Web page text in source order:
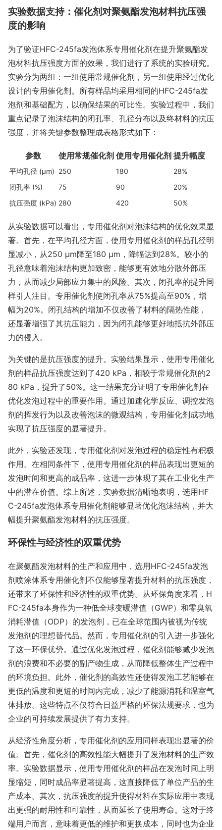
实验数据支持：催化剂对聚氨酯发泡材料抗压强
度的影响
为了验证HFC-245fa发泡体系专用催化剂在提升聚氨酯发
泡材料抗压强度方面的效果，我们进行了系统的实验研究。
实验分为两组：一组使用常规催化剂，另一组使用经过优化
设计的专用催化剂。所有样品均采用相同的HFC-245fa发
泡剂和基础配方，以确保结果的可比性。实验过程中，我们
重点记录了泡沫结构的闭孔率、孔径分布以及终材料的抗压
强度，并将关键参数整理成表格形式如下：
参数 使用常规催化剂 使用专用催化剂 提升幅度
平均孔径 (μm) 250 180
28%
闭孔率 (%)
75 90
20%
抗压强度 (kPa) 280 420 50%
从实验数据可以看出，专用催化剂对泡沫结构的优化效果显
著。首先，在平均孔径方面，使用专用催化剂的样品孔径明
显减小，从250 μm降至180 μm，降幅达到28%。较小的
孔径意味着泡沫结构更加致密，能够更有效地分散外部压
力，从而减少局部应力集中的风险。其次，闭孔率的提升同
样引人注目。专用催化剂使闭孔率从75%提高至90%，增
幅为20%。闭孔结构的增加不仅改善了材料的隔热性能，
还显著增强了其抗压能力，因为闭孔能够更好地抵抗外部压
力的侵入。
为关键的是抗压强度的提升。实验结果显示，使用专用催化
剂的样品抗压强度达到了420 kPa，相较于常规催化剂的2
80 kPa，提升了50%。这一结果充分证明了专用催化剂在
优化发泡过程中的重要作用。通过加速化学反应、调控发泡
剂的挥发行为以及改善泡沫的微观结构，专用催化剂成功地
实现了抗压强度的显著提升。
此外，实验还发现，专用催化剂对发泡过程的稳定性有积极
作用。在相同条件下，使用专用催化剂的样品表现出更短的
发泡时间和更高的成品率，这进一步体现了其在工业化生产
中的潜在价值。综上所述，实验数据清晰地表明，选用HF
C-245fa发泡体系专用催化剂能够显著优化泡沫结构，并大
幅提升聚氨酯发泡材料的抗压强度。
环保性与经济性的双重优势
在聚氨酯发泡材料的生产和应用中，选用HFC-245fa发泡
剂喷涂体系专用催化剂不仅能够显著提升材料的抗压强度，
还带来了环保性和经济性的双重优势。从环保角度来看，H
FC-245fa本身作为一种低全球变暖潜值（GWP）和零臭氧
消耗潜值（ODP）的发泡剂，已在全球范围内被视为传统
发泡剂的理想替代品。然而，专用催化剂的引入进一步强化
了这一环保优势。通过优化发泡过程，催化剂能够减少发泡
剂的浪费和不必要的副产物生成，从而降低整体生产过程中
的环境负担。此外，催化剂的高效性还使得发泡工艺能够在
更低的温度和更短的时间内完成，减少了能源消耗和温室气
体排放。这些特点不仅符合日益严格的环保法规要求，也为
企业的可持续发展提供了有力支持。
从经济性角度分析，专用催化剂的应用同样表现出显著的价
值。首先，催化剂的高效性能大幅提升了发泡材料的生产效
率。实验数据显示，使用专用催化剂的样品在发泡时间上明
显缩短，同时成品率显著提高，这直接降低了单位产品的生
产成本。其次，抗压强度的提升使得材料在实际应用中表现
出更强的耐用性和可靠性，从而延长了使用寿命。这对于终
端用户而言，意味着更低的维护和更换成本，同时也为企业